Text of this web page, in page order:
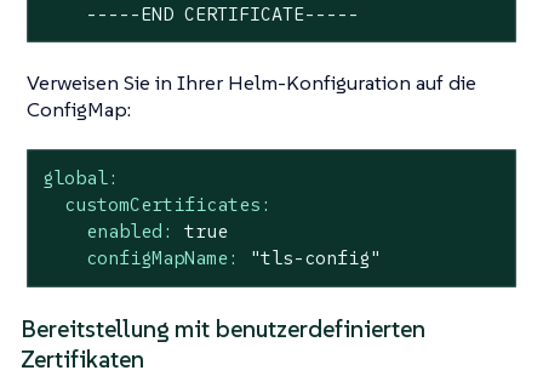
    -----END CERTIFICATE-----
Verweisen Sie in Ihrer Helm-Konfiguration auf die
ConfigMap:
global:
customCertificates:
enabled:
true
configMapName:
"tls-config"
Bereitstellung mit benutzerdefinierten
Zertifikaten